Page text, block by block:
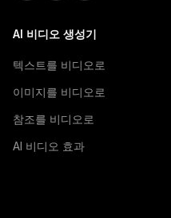
AI 비디오 생성기
텍스트를 비디오로
이미지를 비디오로
참조를 비디오로
AI 비디오 효과